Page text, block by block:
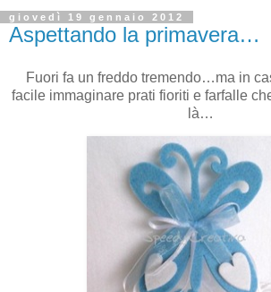
giovedì 19 gennaio 2012
Aspettando la primavera…
Fuori fa un freddo tremendo…ma in
facile immaginare prati fioriti e farfalle
là…